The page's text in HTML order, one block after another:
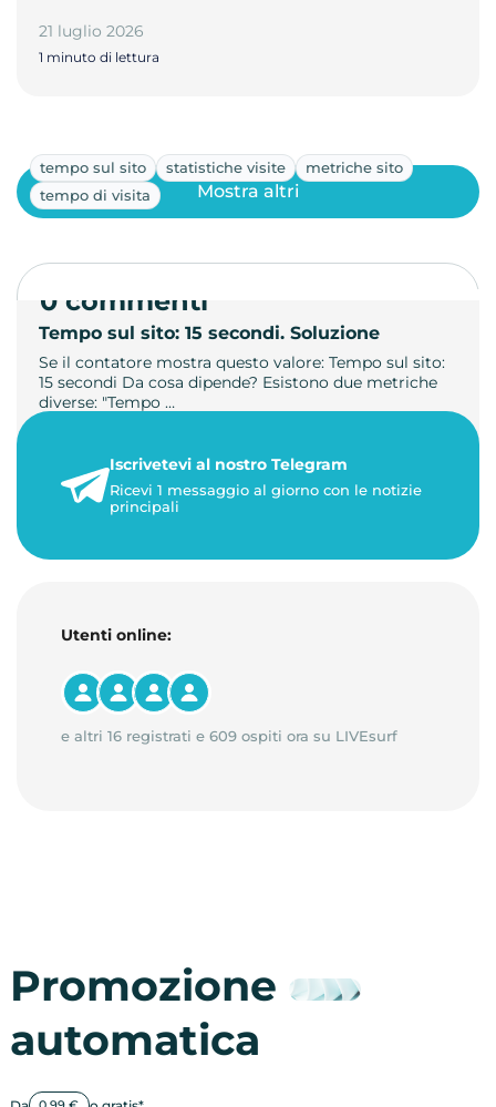
21 luglio 2026
1 minuto di lettura
tempo sul sito statistiche visite
metriche sito
tempo di visita
Tempo sul sito: 15 secondi. Soluzione
Se il contatore mostra questo valore: Tempo sul sito:
15 secondi Da cosa dipende? Esistono due metriche
diverse: "Tempo …
3 minuti di lettura
Mostra altri
0 commenti
Iscrivetevi al nostro Telegram
Ricevi 1 messaggio al giorno con le notizie
principali
Utenti online:
e altri 16 registrati e 609 ospiti ora su LIVEsurf
Promozione
automatica